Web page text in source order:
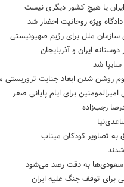
یا هیچ کشور دیگری نیست
ویژه روحانیت احضار شد
ملل برای رژیم صهیونیستی
دوستانه ایران و آذربایجان
شد
روشن شدن ابعاد جنایت تروریستی
برای ایام پایانی صفر
رجب‌زاده
تصاویر کودکان میناب
سعودی‌ها به دقت رصد می‌شود